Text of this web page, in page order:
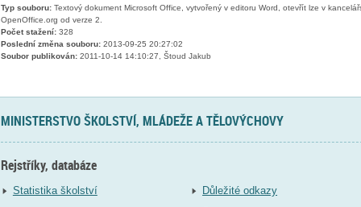
Typ souboru:Textový dokument Microsoft Office, vytvořený v editoru Word, otevřít lze v
OpenOffice.org od verze 2.
Počet stažení:328
Poslední změna souboru:2013-09-25 20:27:02
Soubor publikován:2011-10-14 14:10:27, Štoud Jakub
MINISTERSTVO ŠKOLSTVÍ, MLÁDEŽE A TĚLOVÝCHOVY
Rejstříky, databáze
Statistika školství
Důležité odkazy